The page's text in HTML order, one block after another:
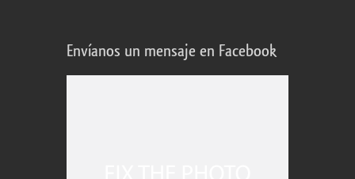
Envíanos un mensaje en Facebook